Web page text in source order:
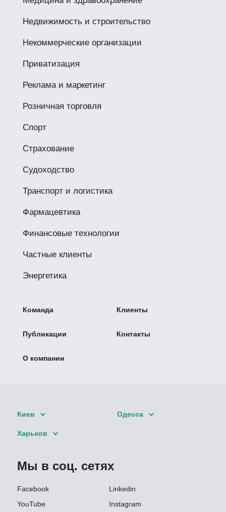
Недвижимость и строительство
Некоммерческие организации
Приватизация
Реклама и маркетинг
Розничная торговля
Спорт
Страхование
Судоходство
Транспорт и логистика
Фармацевтика
Финансовые технологии
Частные клиенты
Энергетика
Команда Клиенты
Публикации Контакты
О компании
Киев Одесса
Харьков
Мы в соц. сетях
Facebook
Linkedin
YouTube
Instagram